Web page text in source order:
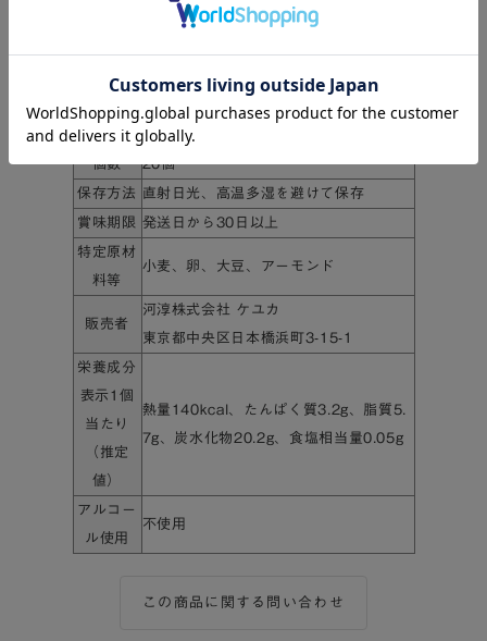
ギフトとしてご利用の場合も、安心してご注文くだ
～～～～～～～～～～～～～～～～～～～～
個数 20個
保存方法 直射日光、高温多湿を避けて保存
賞味期限 発送日から30日以上
特定原材
料等
小麦、卵、大豆、アーモンド
販売者
河淳株式会社 ケユカ
東京都中央区日本橋浜町3-15-1
栄養成分
表示1個
当たり
（推定
値）
熱量140kcal、たんぱく質3.2g、脂質5.
7g、炭水化物20.2g、食塩相当量0.05g
アルコー
ル使用
不使用
この商品に関する問い合わせ